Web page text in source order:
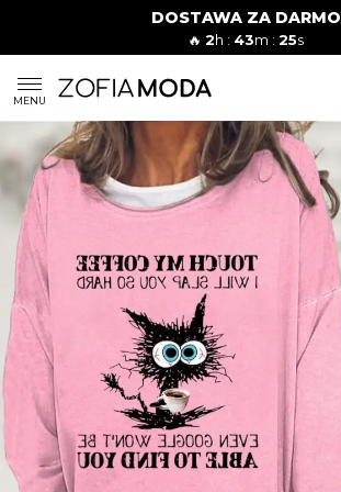
DOSTAWA ZA DARMO
🔥 2h : 43m : 24s
MENU
SUKIENKI
KOMPLETY
JEANSY
SZORTY
MODA PLAŻOWA
BLUZKI